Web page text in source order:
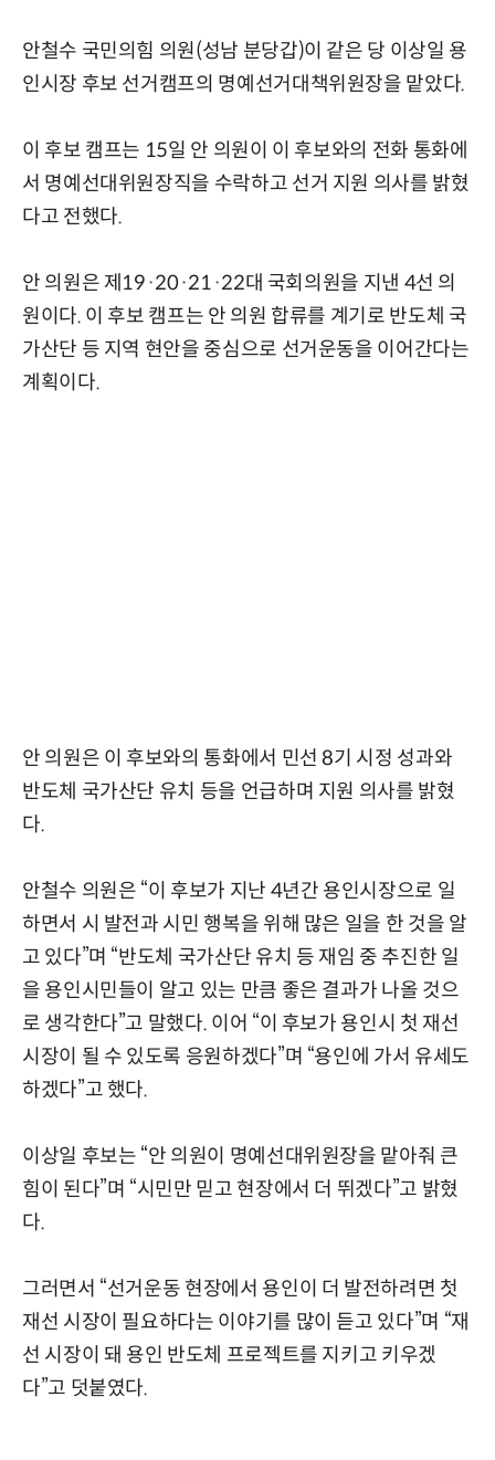
안철수 국민의힘 의원(성남 분당갑)이 같은 당 이상일 용
인시장 후보 선거캠프의 명예선거대책위원장을 맡았다.
이 후보 캠프는 15일 안 의원이 이 후보와의 전화 통화에
서 명예선대위원장직을 수락하고 선거 지원 의사를 밝혔
다고 전했다.
안 의원은 제19·20·21·22대 국회의원을 지낸 4선 의
원이다. 이 후보 캠프는 안 의원 합류를 계기로 반도체 국
가산단 등 지역 현안을 중심으로 선거운동을 이어간다는
계획이다.
안 의원은 이 후보와의 통화에서 민선 8기 시정 성과와
반도체 국가산단 유치 등을 언급하며 지원 의사를 밝혔
다.
안철수 의원은 “이 후보가 지난 4년간 용인시장으로 일
하면서 시 발전과 시민 행복을 위해 많은 일을 한 것을 알
고 있다”며 “반도체 국가산단 유치 등 재임 중 추진한 일
을 용인시민들이 알고 있는 만큼 좋은 결과가 나올 것으
로 생각한다”고 말했다. 이어 “이 후보가 용인시 첫 재선
시장이 될 수 있도록 응원하겠다”며 “용인에 가서 유세도
하겠다”고 했다.
이상일 후보는 “안 의원이 명예선대위원장을 맡아줘 큰
힘이 된다”며 “시민만 믿고 현장에서 더 뛰겠다”고 밝혔
다.
그러면서 “선거운동 현장에서 용인이 더 발전하려면 첫
재선 시장이 필요하다는 이야기를 많이 듣고 있다”며 “재
선 시장이 돼 용인 반도체 프로젝트를 지키고 키우겠
다”고 덧붙였다.